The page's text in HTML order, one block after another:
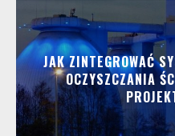
JAK ZINTEGROWAĆ
OCZYSZCZANIA